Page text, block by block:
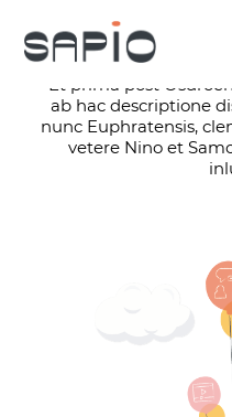
Ego vero
Et prima post
ab hac descriptione
nunc Euphratensis,
vetere Nino et